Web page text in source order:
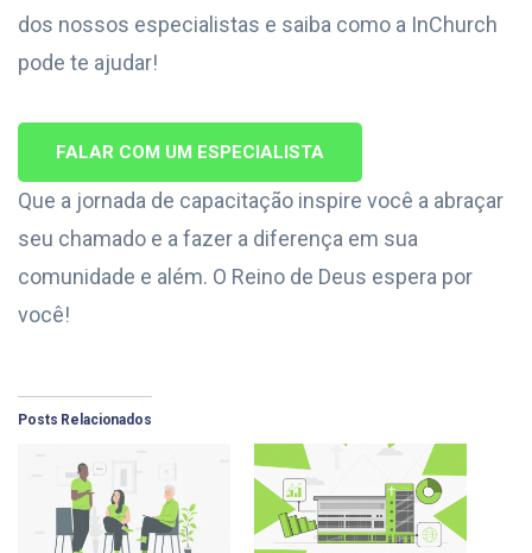
dos nossos especialistas e saiba como a InChurch
pode te ajudar!
FALAR COM UM ESPECIALISTA
Que a jornada de capacitação inspire você a abraçar
seu chamado e a fazer a diferença em sua
comunidade e além. O Reino de Deus espera por
você!
Posts Relacionados